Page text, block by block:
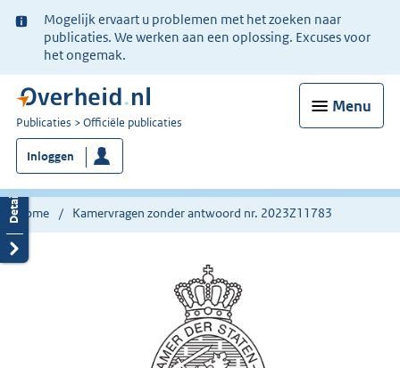
Ter
informatie:
Mogelijk ervaart u problemen met het zoeken naar
publicaties. We werken aan een oplossing. Excuses voor
het ongemak.
Menu
U
bent
nu
hier:
Publicaties Officiële publicaties
Inloggen
Home Kamervragen zonder antwoord nr. 2023Z11783